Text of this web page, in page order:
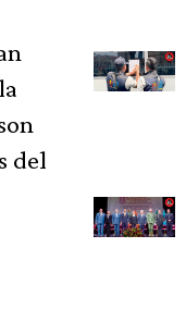
del